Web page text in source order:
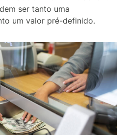
ser tanto uma
um valor pré-definido.